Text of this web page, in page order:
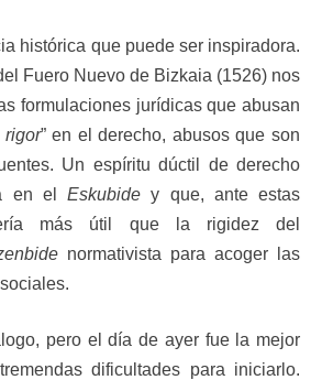
histórica que puede ser inspiradora.
Fuero Nuevo de Bizkaia (1526) nos
formulaciones jurídicas que abusan
rigor” en el derecho, abusos que son
Un espíritu dúctil de derecho
en elEskubide y que, ante estas
más útil que la rigidez del
normativista para acoger las
pero el día de ayer fue la mejor
dificultades para iniciarlo.